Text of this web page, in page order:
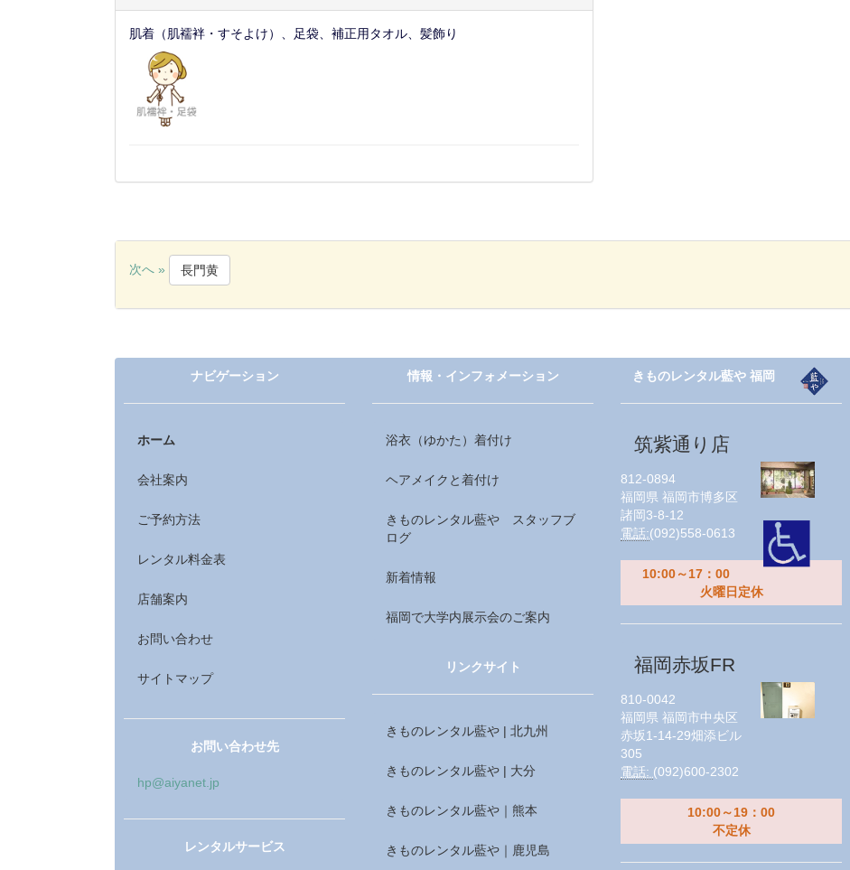
肌着（肌襦袢・すそよけ）、足袋、補正用タオル、髪飾り
次へ » 長門黄
ナビゲーション
ホーム
会社案内
ご予約方法
レンタル料金表
店舗案内
お問い合わせ
サイトマップ
お問い合わせ先
hp@aiyanet.jp
レンタルサービス
情報・インフォメーション
浴衣（ゆかた）着付け
ヘアメイクと着付け
きものレンタル藍や スタッフブ
ログ
新着情報
福岡で大学内展示会のご案内
リンクサイト
きものレンタル藍や | 北九州
きものレンタル藍や | 大分
きものレンタル藍や｜熊本
きものレンタル藍や｜鹿児島
きものレンタル藍や 福岡
筑紫通り店
812-0894
福岡県 福岡市博多区
諸岡3-8-12
電話:(092)558-0613
10:00～17：00
火曜日定休
福岡赤坂FR
810-0042
福岡県 福岡市中央区
赤坂1-14-29畑添ビル
305
電話: (092)600-2302
10:00～19：00
不定休